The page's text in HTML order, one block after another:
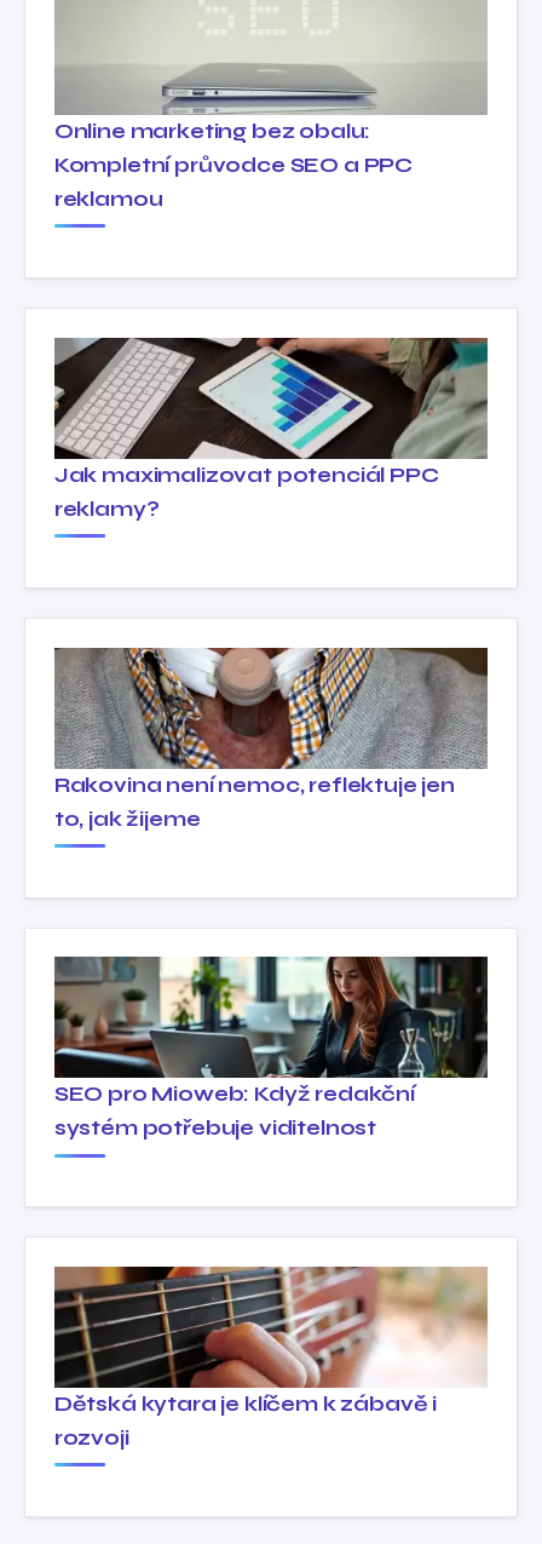
Online marketing bez obalu:
Kompletní průvodce SEO a PPC
reklamou
Jak maximalizovat potenciál PPC
reklamy?
Rakovina není nemoc, reflektuje jen
to, jak žijeme
SEO pro Mioweb: Když redakční
systém potřebuje viditelnost
Dětská kytara je klíčem k zábavě i
rozvoji